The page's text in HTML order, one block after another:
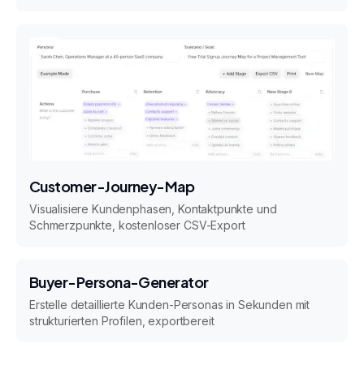
Customer-Journey-Map
Visualisiere Kundenphasen, Kontaktpunkte und
Schmerzpunkte, kostenloser CSV-Export
Buyer-Persona-Generator
Erstelle detaillierte Kunden-Personas in Sekunden mit
strukturierten Profilen, exportbereit